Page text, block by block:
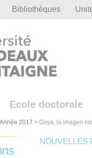
Bibliothèques
Ecole doctorale
Année 2017 > Goya, la imagen
NOUVELLES